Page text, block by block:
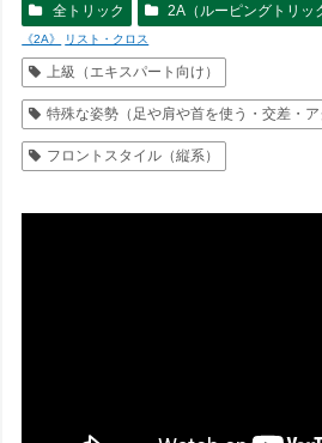
全トリック 2A（ルーピングトリッ
《2A》 リスト・クロス
上級（エキスパート向け）
特殊な姿勢（足や肩や首を使う・交差・ア
フロントスタイル（縦系）